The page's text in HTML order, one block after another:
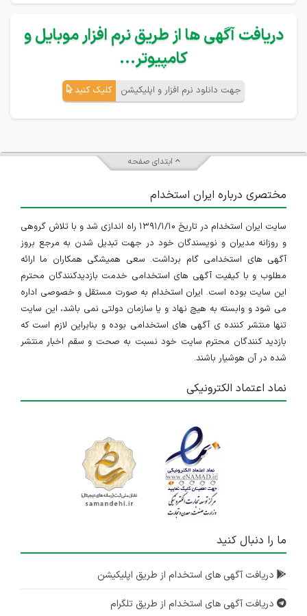
دریافت آگهی ها از طریق نرم افزار موبایل و
کامپیوتر...
جهت دانلود نرم افزار و اپلیکیشن کلیک کنید
ابتدای صفحه
مختصری درباره ایران استخدام
سایت ایران استخدام در تاریخ ۱۳۹۱/۱/۱۰ راه اندازی شد و با تلاش گروهی
و روزانه مدیران و نویسندگان خود در جهت تبدیل شدن به مرجع بروز
آگهی های استخدامی گام برداشت. سعی همیشگی همکاران ما ارائه
مطلوب و با کیفیت آگهی های استخدامی خدمت بازدیدکنندگان محترم
این سایت بوده است. ایران استخدام به صورت مستقل و خصوصی اداره
می شود و وابسته به هیچ نهاد و یا سازمان دولتی نمی باشد، این سایت
تنها منتشر کننده ی آگهی های استخدامی بوده و بنابراین لازم است که
بازدید کنندگان محترم سایت خود نسبت به صحت و سقم اخبار منتشر
شده در آن هوشیار باشند.
نماد اعتماد الکترونیکی
ما را دنبال کنید
دریافت آگهی های استخدام از طریق اپلیکیشن
دریافت آگهی های استخدام از طریق تلگرام